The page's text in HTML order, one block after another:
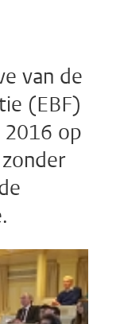
van de
(EBF)
op